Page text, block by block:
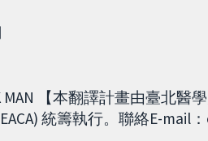
MAN 【本翻譯計畫由臺北醫
統籌執行。聯絡E-mail